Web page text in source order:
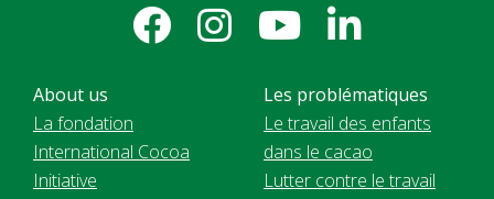
About us
La fondation
International Cocoa
Initiative
Les problématiques
Le travail des enfants
dans le cacao
Lutter contre le travail